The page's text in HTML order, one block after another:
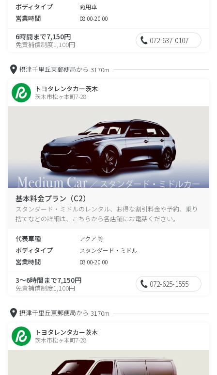
ボディタイプ 商用車
営業時間 08:00-20:00
6時間まで7,150円
免責補償制度1,100円 072-637-0107
摂津千里丘東郵便局から 3170m
トヨタレンタカー茨木
茨木市松ヶ本町7-28
基本料金プラン（C2）
スタンダード・ミドルのレンタル、お得な割引料金や予約、乗り
捨てなどの詳細は、こちらから各店舗にお電話ください。
代表車種 アクア 等
ボディタイプ スタンダード・ミドル
営業時間 08:00-20:00
3～6時間まで7,150円
免責補償制度1,100円 072-625-1555
摂津千里丘東郵便局から 3170m
トヨタレンタカー茨木
茨木市松ヶ本町7-28